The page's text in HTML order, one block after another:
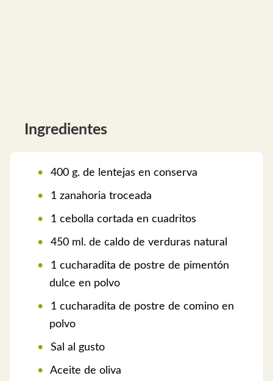
Ingredientes
400 g. de lentejas en conserva
1 zanahoria troceada
1 cebolla cortada en cuadritos
450 ml. de caldo de verduras natural
1 cucharadita de postre de pimentón
dulce en polvo
1 cucharadita de postre de comino en
polvo
Sal al gusto
Aceite de oliva